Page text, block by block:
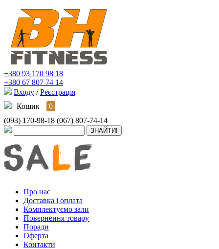
+380 93 170 98 18
+380 67 807 74 14
Входу / Реєстрація
Кошик
0
(093) 170-98-18 (067) 807-74-14
Про нас
Доставка і оплата
Комплектуємо зали
Повернення товару
Поради
Оферта
Контакти